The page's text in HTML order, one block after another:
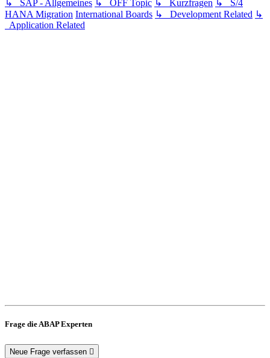
↳ SAP - Allgemeines ↳ OFF Topic ↳ Kurzfragen ↳ S/4
HANA Migration International Boards ↳ Development Related ↳
Application Related
Frage die ABAP Experten
Neue Frage verfassen